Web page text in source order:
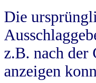
Die
z.B. nach
anzeigen